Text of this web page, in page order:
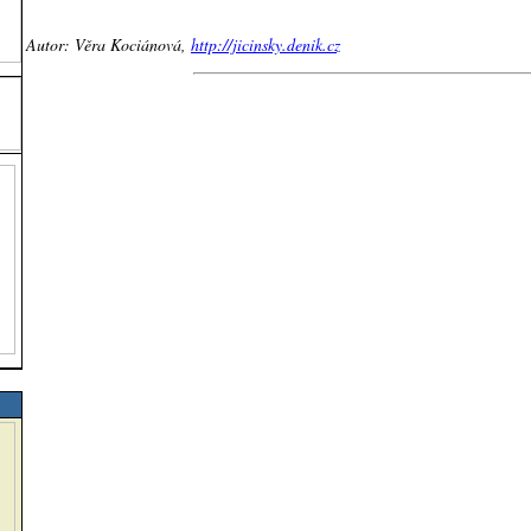
Autor: Věra Kociánová, http://jicinsky.denik.cz